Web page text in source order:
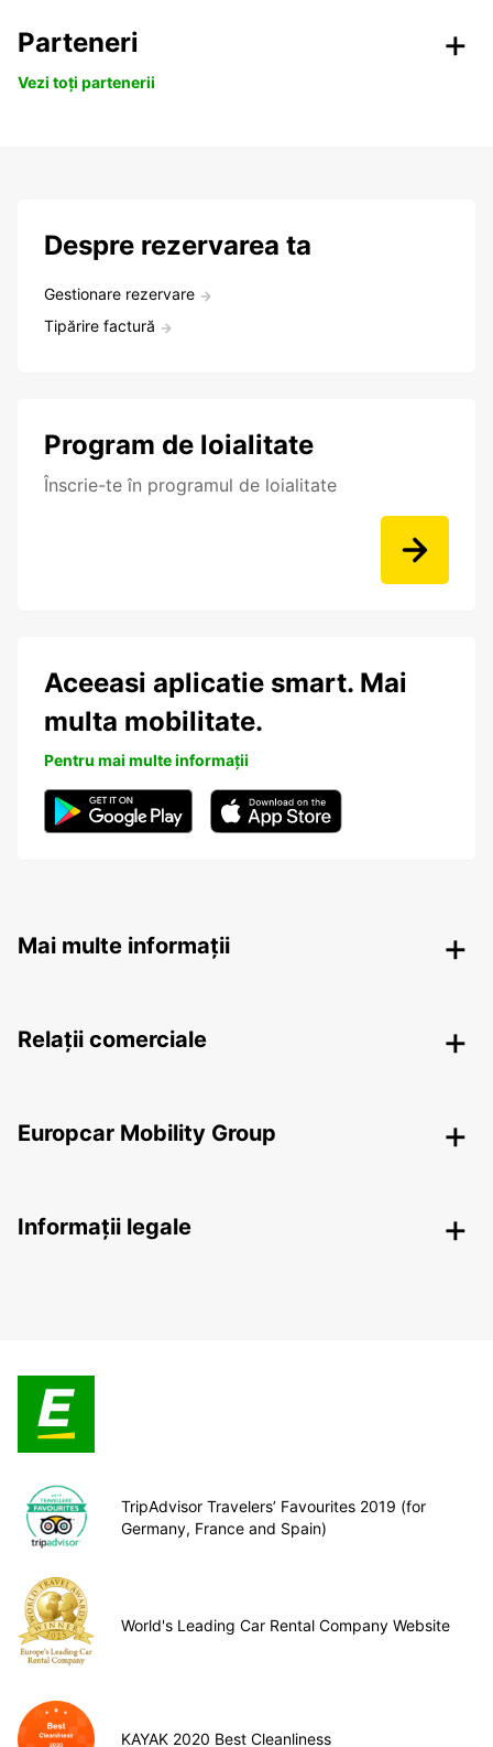
Parteneri
Vezi toți partenerii
Despre rezervarea ta
Gestionare rezervare
Tipărire factură
Program de loialitate
Înscrie-te în programul de loialitate
Aceeasi aplicatie smart. Mai
multa mobilitate.
Pentru mai multe informații
Mai multe informații
Relații comerciale
Europcar Mobility Group
Informații legale
TripAdvisor Travelers’ Favourites 2019 (for
Germany, France and Spain)
World's Leading Car Rental Company Website
KAYAK 2020 Best Cleanliness